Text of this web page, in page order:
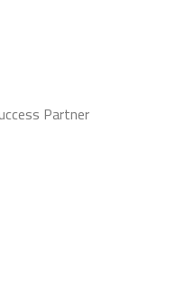
Partner